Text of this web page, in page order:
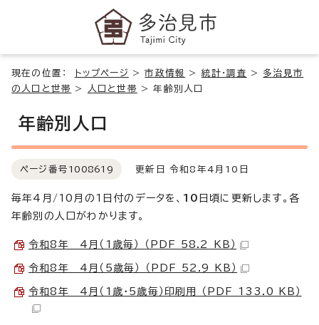
現在の位置： トップページ >市政情報 > 統計・調査 >多治見市
の人口と世帯
> 人口と世帯 >年齢別人口
年齢別人口
ページ番号 1008619 更新日 令和8年4月10日
毎年4月/10月の1日付のデータを、 10 日頃に更新します。各
年齢別の人口がわかります。
令和8年 4月（1歳毎） （PDF 58.2 KB）
令和8年 4月（5歳毎） （PDF 52.9 KB）
令和8年 4月（1歳・5歳毎）印刷用 （PDF 133.0 KB）